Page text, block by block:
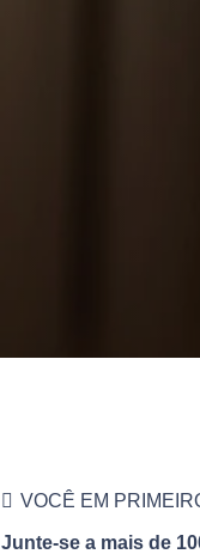
VOCÊ EM
Junte-se a mais de